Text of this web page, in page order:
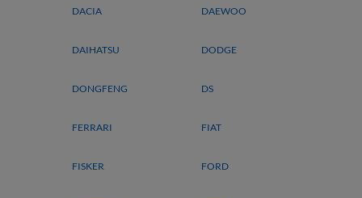
DACIA DAEWOO
DAIHATSU DODGE
DONGFENG DS
FERRARI FIAT
FISKER FORD